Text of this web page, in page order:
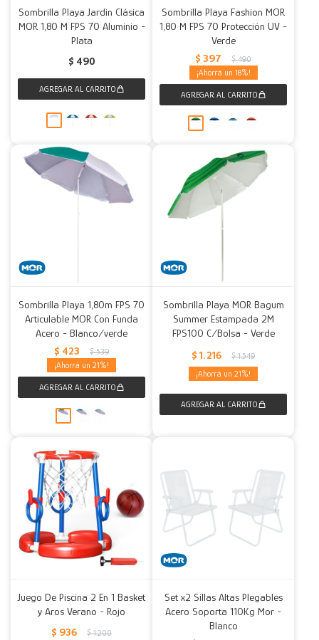
Sombrilla Playa Jardin Clásica
MOR 1,80 M FPS 70 Aluminio -
Plata
$ 490
Sombrilla Playa Fashion MOR
1,80 M FPS 70 Protección UV -
Verde
$ 397 $ 490
18
Sombrilla Playa 1,80m FPS 70
Articulable MOR Con Funda
Acero - Blanco/verde
$ 423 $ 539
21
Sombrilla Playa MOR Bagum
Summer Estampada 2M
FPS100 C/Bolsa - Verde
$ 1.216 $ 1.549
21
Juego De Piscina 2 En 1 Basket
y Aros Verano - Rojo
$ 936 $ 1.200
Set x2 Sillas Altas Plegables
Acero Soporta 110Kg Mor -
Blanco